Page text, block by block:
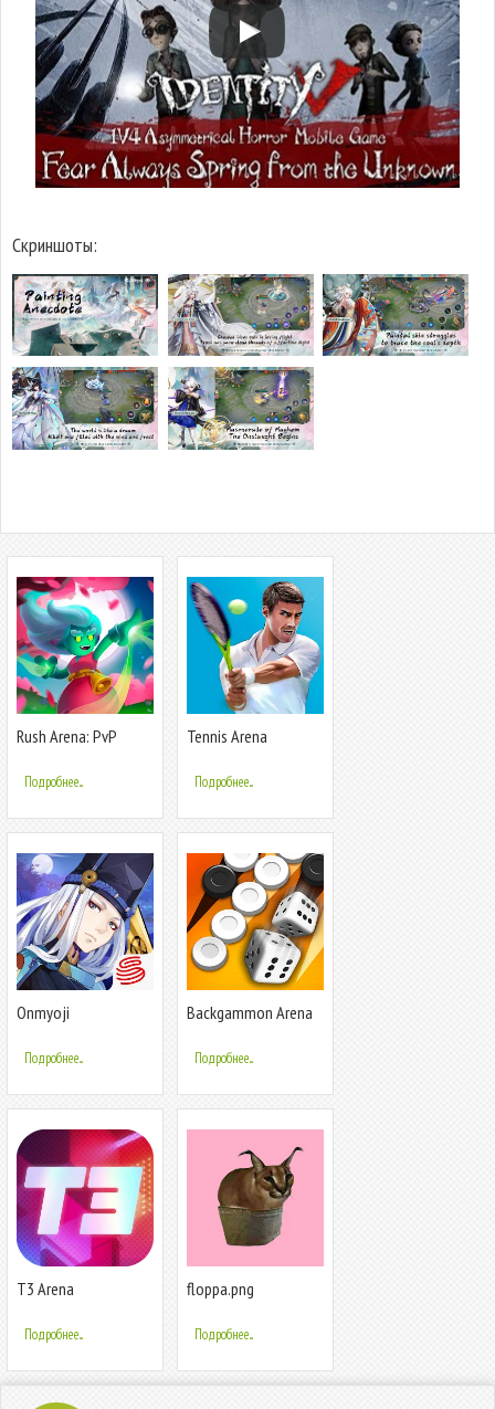
Скриншоты:
Rush Arena: PvP
Подробнее...
Tennis Arena
Подробнее...
Onmyoji
Подробнее...
Backgammon Arena
Подробнее...
T3 Arena
Подробнее...
floppa.png
Подробнее...